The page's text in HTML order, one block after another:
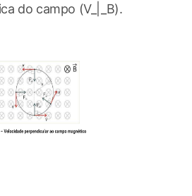
do campo (V_|_B).